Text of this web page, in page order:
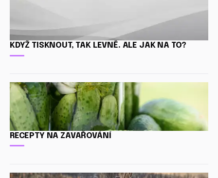
KDYŽ TISKNOUT, TAK LEVNĚ. ALE JAK NA TO?
RECEPTY NA ZAVAŘOVÁNÍ